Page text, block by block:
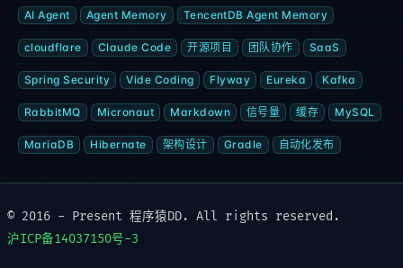
AI Agent Agent Memory TencentDB Agent Memory
cloudflare Claude Code 开源项目 团队协作 SaaS
Spring Security Vide Coding Flyway Eureka Kafka
RabbitMQ Micronaut Markdown 信号量 缓存 MySQL
MariaDB Hibernate 架构设计 Gradle 自动化发布
© 2016 - Present 程序猿DD. All rights reserved.
沪ICP备14037150号-3